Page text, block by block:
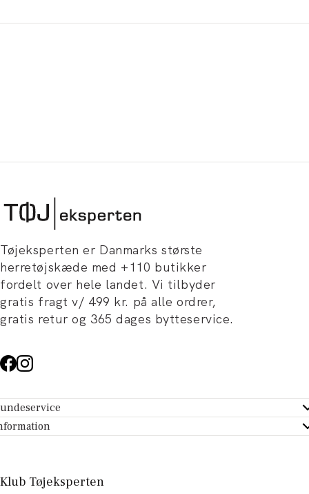
Tøjeksperten er Danmarks største
herretøjskæde med +110 butikker
fordelt over hele landet. Vi tilbyder
gratis fragt v/ 499 kr. på alle ordrer,
gratis retur og 365 dages bytteservice.
- Hjælpecenter
dit køb
Tøjeksperten
og artikler
Klub Tøjeksperten